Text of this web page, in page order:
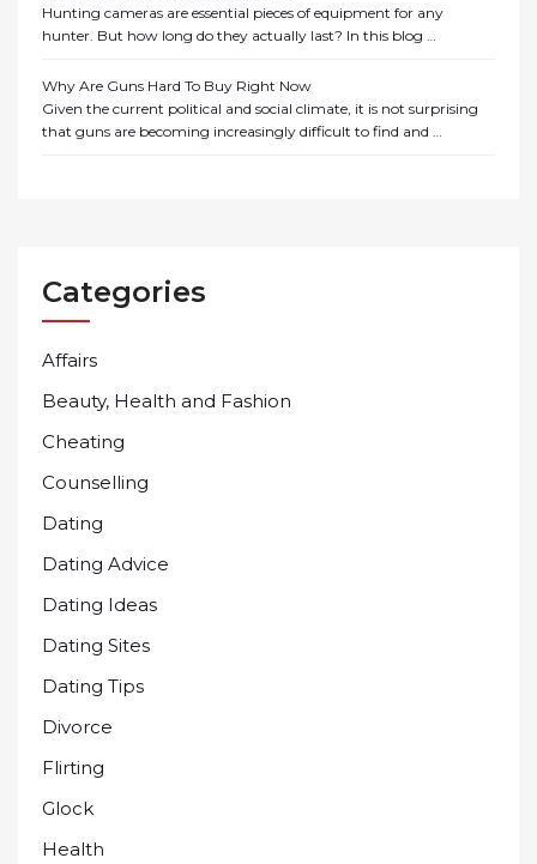
Hunting cameras are essential pieces of equipment for any
hunter. But how long do they actually last? In this blog …
Why Are Guns Hard To Buy Right Now
Given the current political and social climate, it is not surprising
that guns are becoming increasingly difficult to find and …
Categories
Affairs
Beauty, Health and Fashion
Cheating
Counselling
Dating
Dating Advice
Dating Ideas
Dating Sites
Dating Tips
Divorce
Flirting
Glock
Health